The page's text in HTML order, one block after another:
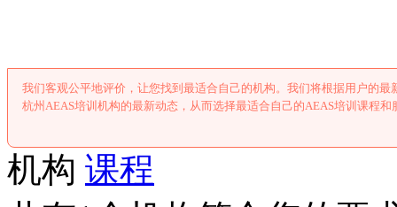
我们客观公平地评价，让您找到最适合自己的机构。我们将根据用户的
杭州AEAS培训机构的最新动态，从而选择最适合自己的AEAS培训课程和
机构 课程